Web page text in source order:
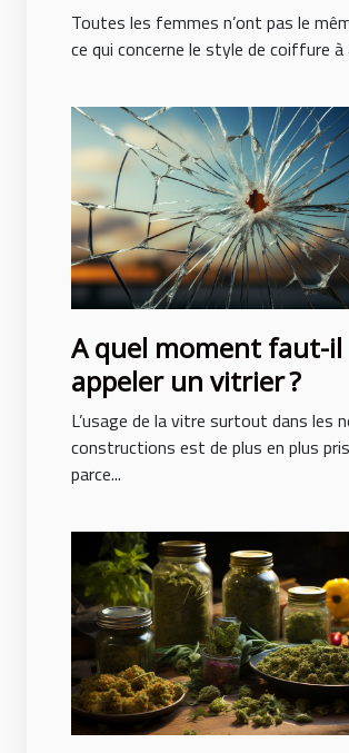
adopter pour ne pas
traumatisme ?
Toutes les femmes n’ont pas le
ce qui concerne le style de coiffure à
A quel moment faut-il
appeler un vitrier ?
L’usage de la vitre surtout dans les
constructions est de plus en plus
parce...